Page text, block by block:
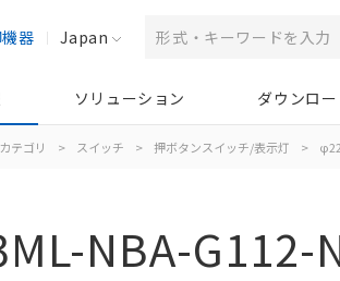
器 Japan
ソリューション ダウンロー
テゴリ > スイッチ > 押ボタンスイッチ/表示灯 >
NBA-G112-